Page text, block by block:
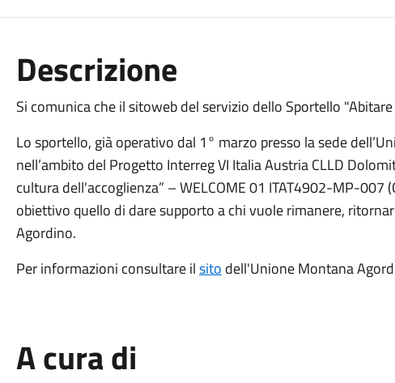
Descrizione
Si comunica che il sitoweb del servizio dello Sportello
Lo sportello, già operativo dal 1° marzo presso la sede
nell’ambito del Progetto Interreg VI Italia Austria CLLD
cultura dell'accoglienza” – WELCOME 01 ITAT4902-MP-007
obiettivo quello di dare supporto a chi vuole rimanere,
Agordino.
Per informazioni consultare ilsito dell'Unione Montana
A cura di